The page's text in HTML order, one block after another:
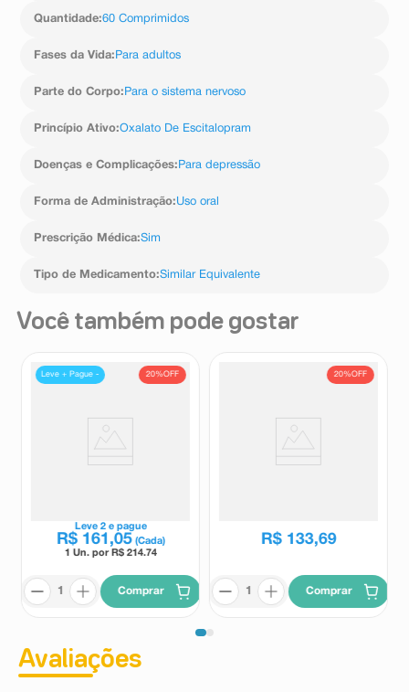
Quantidade:60 Comprimidos
Fases da Vida: Para adultos
Parte do Corpo: Para o sistema nervoso
Princípio Ativo:Oxalato De Escitalopram
Doenças e Complicações: Para depressão
Forma de Administração:Uso oral
Prescrição Médica:Sim
Tipo de Medicamento:Similar Equivalente
Você também pode gostar
20%OFF
Leve + Pague -
Leve 2e pague
R$ 161 ,05 (Cada)
1 Un. por R$ 214.74
Comprar
20%OFF
R$ 133,69
Comprar
Avaliações